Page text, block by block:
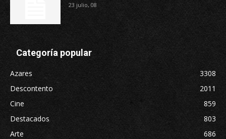
23 julio, 08
Categoría popular
Azares
3308
Descontento
2011
Cine
859
Destacados
803
Arte
686